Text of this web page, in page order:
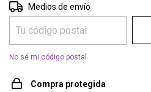
Entregas para el CP:
Medios de envío
No sé mi código postal
Compra protegida